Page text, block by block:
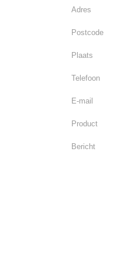
Adres
Postcode
Plaats
Telefoon
E-mail
Product
Bericht